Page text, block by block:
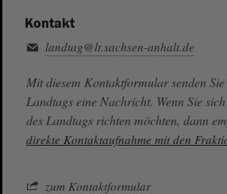
Kontakt
landtag@lt.sachsen-anhalt.de
Mit diesem Kontaktformular senden
Landtags eine Nachricht. Wenn Sie
des Landtags richten möchten, dann
direkte Kontaktaufnahme mit den
zum Kontaktformular